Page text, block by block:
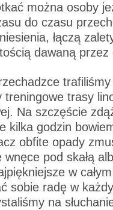
można osoby
do czasu
łączą
dawaną przez
treningowe trasy
Na szczęście
kilka godzin
obfite opady
pod skałą
w
sobie radę w
na